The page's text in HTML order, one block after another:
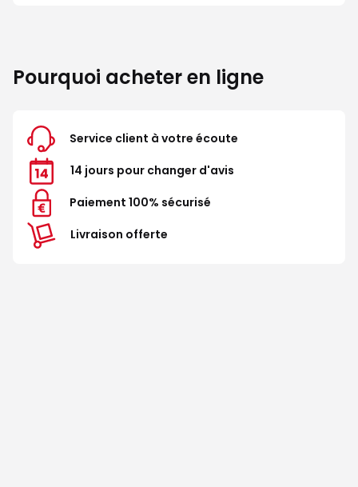
Pourquoi acheter en ligne
Service client à votre écoute
14 jours pour changer d'avis
Paiement 100% sécurisé
Livraison offerte